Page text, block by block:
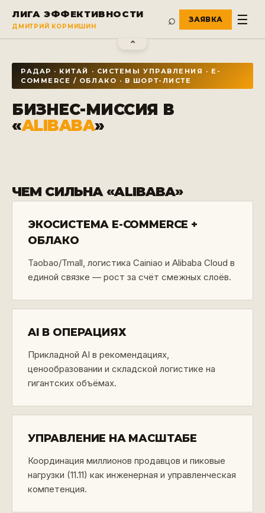
⌃
ЛИГА ЭФФЕКТИВНОСТИ
ДМИТРИЙ КОРМИШИН ⌕ ☰
РАДАР · КИТАЙ · СИСТЕМЫ УПРАВЛЕНИЯ · E-
COMMERCE / ОБЛАКО · В ШОРТ-ЛИСТЕ
БИЗНЕС-МИССИЯ В
«ALIBABA»
ЧЕМ СИЛЬНА «ALIBABA»
ЭКОСИСТЕМА E-COMMERCE +
ОБЛАКО
Taobao/Tmall, логистика Cainiao и Alibaba Cloud в
единой связке — рост за счёт смежных слоёв.
AI В ОПЕРАЦИЯХ
Прикладной AI в рекомендациях,
ценообразовании и складской логистике на
гигантских объёмах.
УПРАВЛЕНИЕ НА МАСШТАБЕ
Координация миллионов продавцов и пиковые
нагрузки (11.11) как инженерная и управленческая
компетенция.